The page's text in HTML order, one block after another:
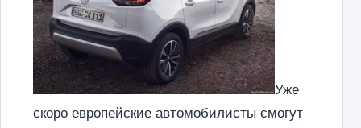
Уже
скоро европейские автомобилисты смогут